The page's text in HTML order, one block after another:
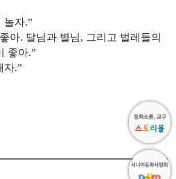
놀자.”
아. 달님과 별님, 그리고 벌레들의
좋아.”
자.”